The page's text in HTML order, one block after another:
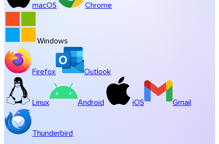
macOS Chrome
Windows
Firefox Outlook
Linux Android iOS Gmail
Thunderbird